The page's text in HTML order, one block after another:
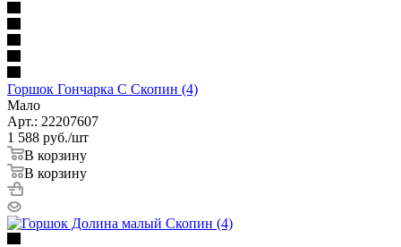
Горшок Гончарка С Скопин (4)
Мало
Арт.: 22207607
1 588 руб./шт
В корзину
В корзину